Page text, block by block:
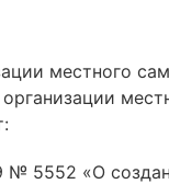
местного
№ 5552 «О